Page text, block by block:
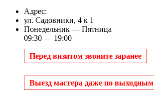
Адрес:
ул. Садовники, 4 к 1
Понедельник — Пятница
09:30 — 19:00
Перед визитом звоните заранее
Выезд мастера даже по выходным